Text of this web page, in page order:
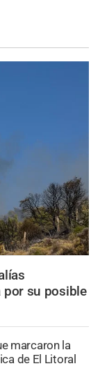
por su posible
marcaron la
de El Litoral